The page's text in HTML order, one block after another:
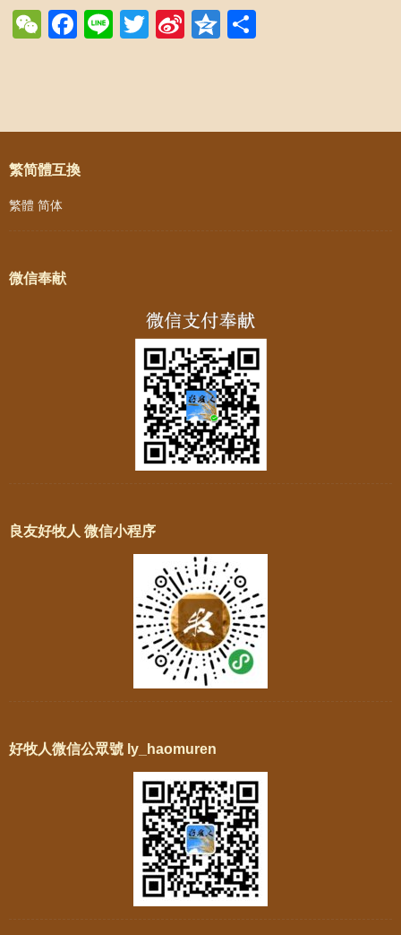
WeChat
Facebook
LineTwitter
SinaQzone
Post navigation
繁简體互換
繁體 简体
微信奉献
良友好牧人 微信小程序
好牧人微信公眾號 ly_haomuren